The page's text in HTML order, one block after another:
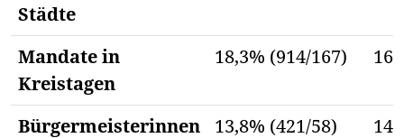
Städte
Mandate in
Kreistagen
18,3% (914/167)
Bürgermeisterinnen
13,8% (421/58)